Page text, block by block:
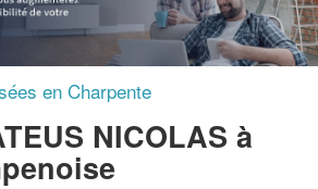
en Charpente
NICOLAS à